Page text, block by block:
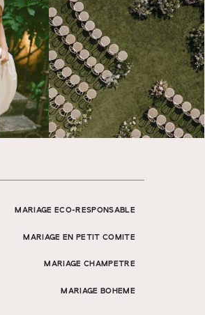
MARIAGE ECO-RESPONSABLE
MARIAGE EN PETIT COMITE
MARIAGE CHAMPETRE
MARIAGE BOHEME